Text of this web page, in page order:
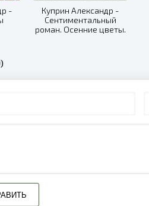
-
Куприн Александр -
Сентиментальный
роман. Осенние цветы.